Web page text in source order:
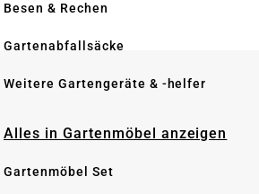
Besen & Rechen
Gartenabfallsäcke
Weitere Gartengeräte & -helfer
Alles in Gartenmöbel anzeigen
Gartenmöbel Set